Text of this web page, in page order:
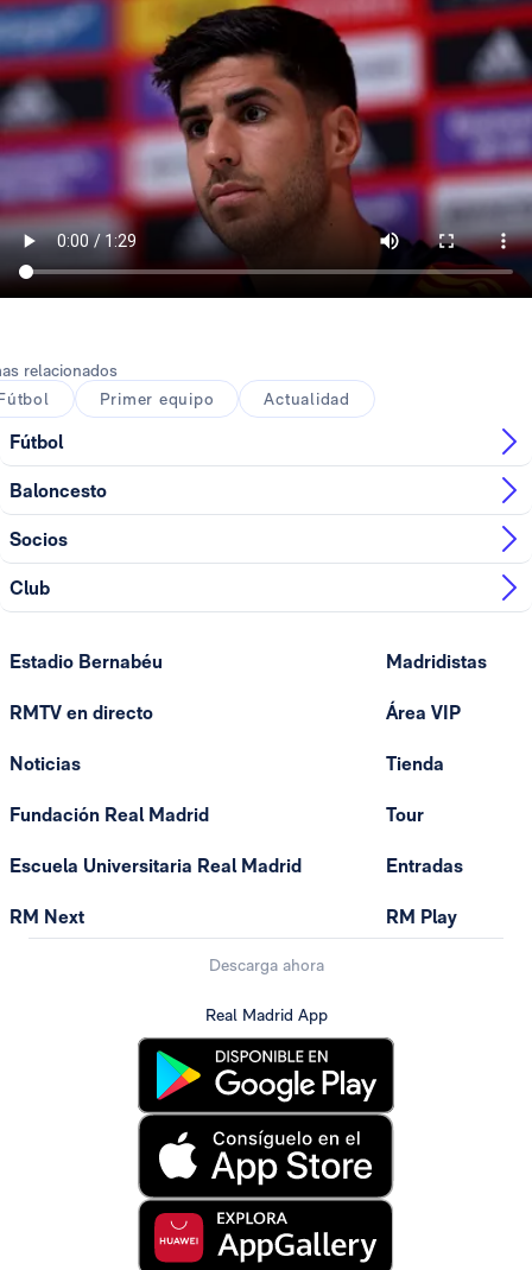
relacionados
Primer equipo Actualidad
Fútbol
Baloncesto
Socios
Club
Estadio Bernabéu
RMTV en directo
Noticias
Fundación Real Madrid
Escuela Universitaria Real Madrid
RM Next
Madridistas
Área VIP
Tienda
Tour
Entradas
RM Play
Descarga ahora
Real Madrid App